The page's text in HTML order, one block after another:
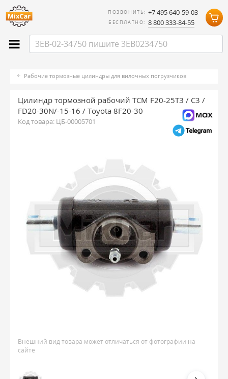
ПОЗВОНИТЬ: +7 495 640-59-03
БЕСПЛАТНО: 8 800 333-84-55
Рабочие тормозные цилиндры для вилочных погрузчиков
Цилиндр тормозной рабочий TCM F20-25T3 / C3 /
FD20-30N/-15-16 / Toyota 8F20-30
Код товара: ЦБ-00005701
Внешний вид товара может отличаться от фотографии на
сайте